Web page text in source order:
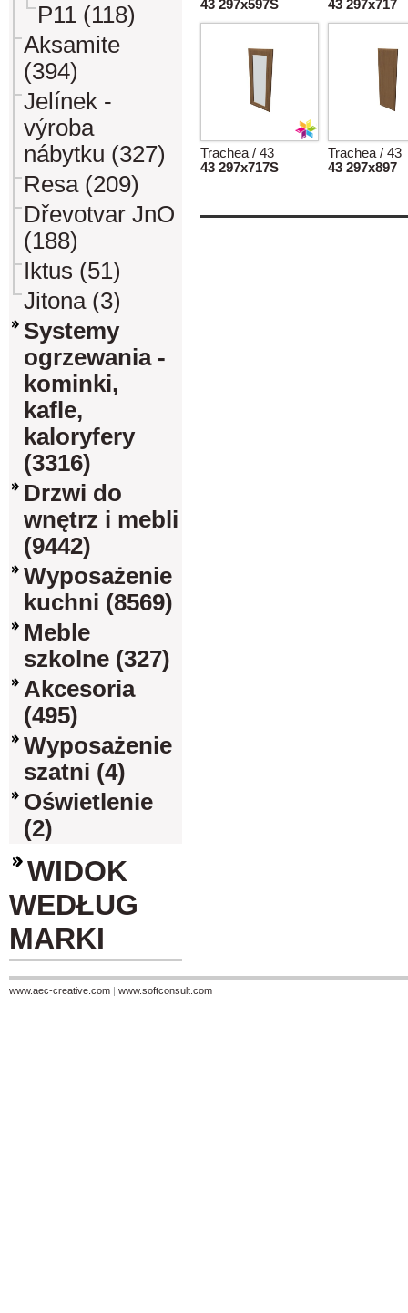
P11 (118)
Aksamite
(394)
Jelínek -
výroba
nábytku (327)
Resa (209)
Dřevotvar JnO
(188)
Iktus (51)
Jitona (3)
Systemy
ogrzewania -
kominki,
kafle,
kaloryfery
(3316)
Drzwi do
wnętrz i mebli
(9442)
Wyposażenie
kuchni (8569)
Meble
szkolne (327)
Akcesoria
(495)
Wyposażenie
szatni (4)
Oświetlenie
(2)
WIDOK
WEDŁUG
MARKI
43 297x597S
43 297x717
Trachea / 43
43 297x717S
Trachea / 43
43 297x897
www.aec-creative.com | www.softconsult.com